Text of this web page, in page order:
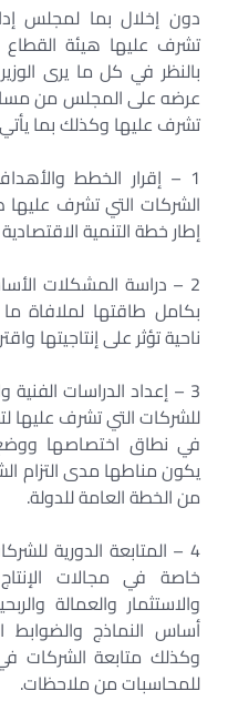
دون إخلال بما لمجلس
تشرف عليها هيئة
بالنظر في كل ما يرى
عرضه على المجلس من
تشرف عليها وكذلك بما
1 – إقرار الخطط
الشركات التي تشرف عليها
إطار خطة التنمية
2 – دراسة المشكلات
بكامل طاقتها لملافاة
ناحية تؤثر على إنتاجيتها
3 – إعداد الدراسات
للشركات التي تشرف عليها
في نطاق اختصاصها ووضع
يكون مناطها مدى التزام
من الخطة العامة للدولة.
4 – المتابعة الدورية
خاصة في مجالات الإنتاج
والاستثمار والعمالة
أساس النماذج والضوابط
وكذلك متابعة الشركات
للمحاسبات من ملاحظات.